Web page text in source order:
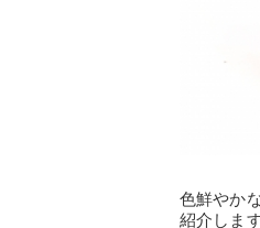
色鮮やか
紹介します